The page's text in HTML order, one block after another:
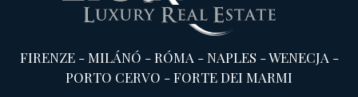
FIRENZE-MILÁNÓ -RÓMA -NAPLES -WENECJA -
PORTO CERVO -FORTE DEI MARMI